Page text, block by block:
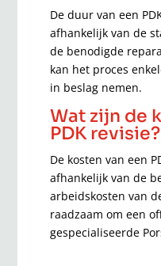
De duur van een
afhankelijk van de
de benodigde
kan het proces
in beslag nemen.
Wat zijn de
PDK revisie?
De kosten van een
afhankelijk van de
arbeidskosten van
raadzaam om een
gespecialiseerde